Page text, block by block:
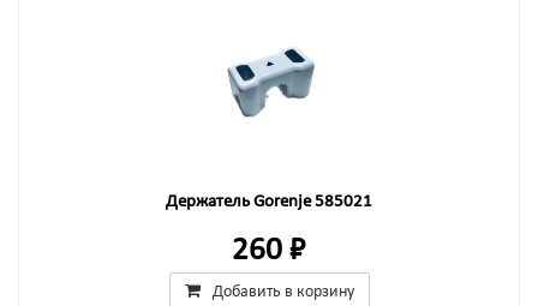
Держатель Gorenje 585021
260 ₽
Добавить в корзину